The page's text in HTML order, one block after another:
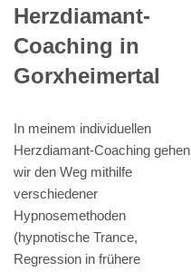
Herzdiamant-
Coaching in
Gorxheimertal
In meinem individuellen
Herzdiamant-Coaching gehen
wir den Weg mithilfe
verschiedener
Hypnosemethoden
(hypnotische Trance,
Regression in frühere